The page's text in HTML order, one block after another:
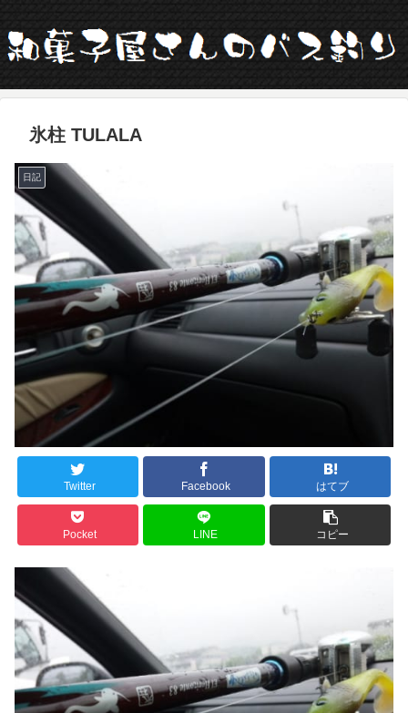
氷柱 TULALA
日記
Twitter Facebook はてブ
Pocket LINE コピー